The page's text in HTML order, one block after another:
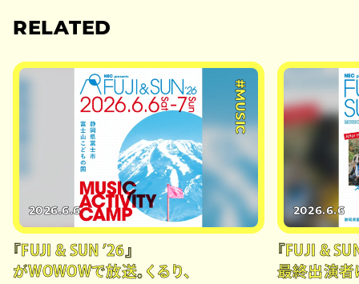
RELATED
#MUSIC
2026.6.6
『FUJI & SUN ’26』
がWOWOWで放送。くるり、
2026.6.6
『FUJI &
最終出演者